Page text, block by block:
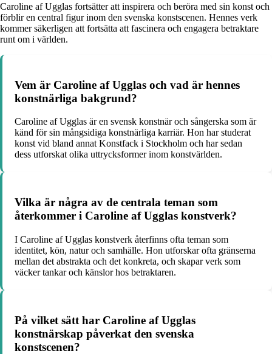
Caroline af Ugglas fortsätter att inspirera och beröra med sin konst och
förblir en central figur inom den svenska konstscenen. Hennes verk
kommer säkerligen att fortsätta att fascinera och engagera betraktare
runt om i världen.
Vem är Caroline af Ugglas och vad är hennes
konstnärliga bakgrund?
Caroline af Ugglas är en svensk konstnär och sångerska som är
känd för sin mångsidiga konstnärliga karriär. Hon har studerat
konst vid bland annat Konstfack i Stockholm och har sedan
dess utforskat olika uttrycksformer inom konstvärlden.
Vilka är några av de centrala teman som
återkommer i Caroline af Ugglas konstverk?
I Caroline af Ugglas konstverk återfinns ofta teman som
identitet, kön, natur och samhälle. Hon utforskar ofta gränserna
mellan det abstrakta och det konkreta, och skapar verk som
väcker tankar och känslor hos betraktaren.
På vilket sätt har Caroline af Ugglas
konstnärskap påverkat den svenska
konstscenen?